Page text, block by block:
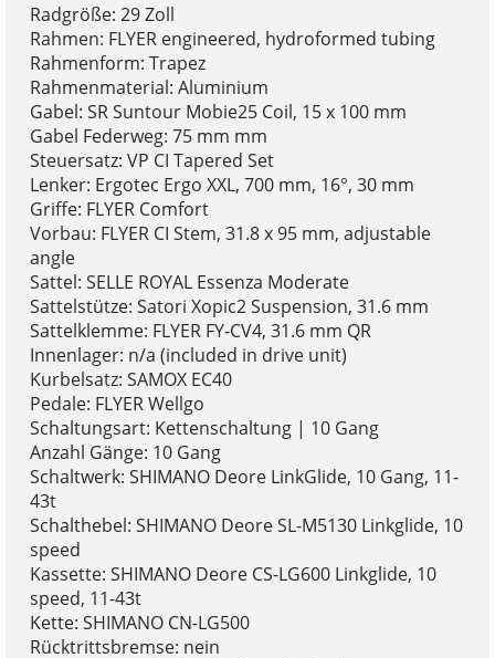
Radgröße: 29 Zoll
Rahmen: FLYER engineered, hydroformed tubing
Rahmenform: Trapez
Rahmenmaterial: Aluminium
Gabel: SR Suntour Mobie25 Coil, 15 x 100 mm
Gabel Federweg: 75 mm mm
Steuersatz: VP CI Tapered Set
Lenker: Ergotec Ergo XXL, 700 mm, 16°, 30 mm
Griffe: FLYER Comfort
Vorbau: FLYER CI Stem, 31.8 x 95 mm, adjustable
angle
Sattel: SELLE ROYAL Essenza Moderate
Sattelstütze: Satori Xopic2 Suspension, 31.6 mm
Sattelklemme: FLYER FY-CV4, 31.6 mm QR
Innenlager: n/a (included in drive unit)
Kurbelsatz: SAMOX EC40
Pedale: FLYER Wellgo
Schaltungsart: Kettenschaltung | 10 Gang
Anzahl Gänge: 10 Gang
Schaltwerk: SHIMANO Deore LinkGlide, 10 Gang, 11-
43t
Schalthebel: SHIMANO Deore SL-M5130 Linkglide, 10
speed
Kassette: SHIMANO Deore CS-LG600 Linkglide, 10
speed, 11-43t
Kette: SHIMANO CN-LG500
Rücktrittsbremse: nein